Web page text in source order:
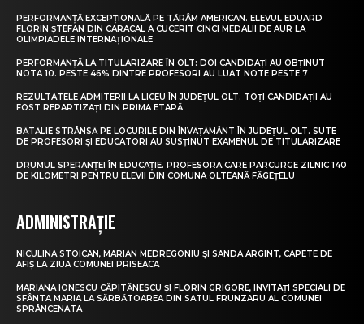
PERFORMANȚĂ EXCEPȚIONALĂ PE TĂRÂM AMERICAN. ELEVUL EDUARD
FLORIN ȘTEFAN DIN CARACAL A CUCERIT CINCI MEDALII DE AUR LA
OLIMPIADELE INTERNAȚIONALE
PERFORMANȚĂ LA TITULARIZARE ÎN OLT: DOI CANDIDAȚI AU OBȚINUT
NOTA 10. PESTE 46% DINTRE PROFESORI AU LUAT NOTE PESTE 7
REZULTATELE ADMITERII LA LICEU ÎN JUDEȚUL OLT. TOȚI CANDIDAȚII AU
FOST REPARTIZAȚI DIN PRIMA ETAPĂ
BĂTĂLIE STRÂNSĂ PE LOCURILE DIN ÎNVĂȚĂMÂNT ÎN JUDEȚUL OLT. SUTE
DE PROFESORI ȘI EDUCATORI AU SUSȚINUT EXAMENUL DE TITULARIZARE
DRUMUL SPERANȚEI ÎN EDUCAȚIE. PROFESORA CARE PARCURGE ZILNIC 140
DE KILOMETRI PENTRU ELEVII DIN COMUNA OLTEANĂ FĂGEȚELU
ADMINISTRAȚIE
NICULINA STOICAN, MARIAN MEDREGONIU ȘI SANDA ARGINT, CAPETE DE
AFIȘ LA ZIUA COMUNEI PRISEACA
MARIANA IONESCU CĂPITĂNESCU ȘI FLORIN GRIGORE, INVITAȚI SPECIALI DE
SFÂNTA MARIA LA SĂRBĂTOAREA DIN SATUL FRUNZARU AL COMUNEI
SPRÂNCENATA